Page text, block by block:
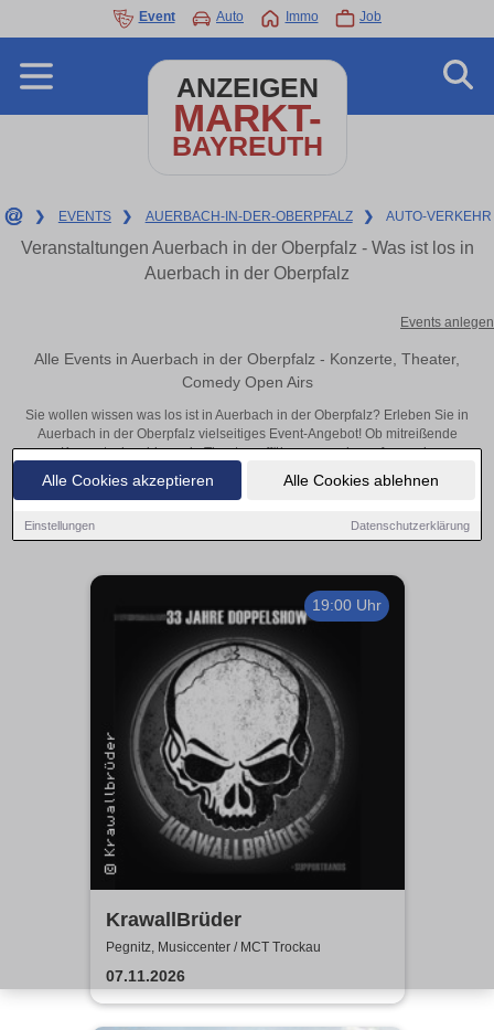
Alle Cookies akzeptieren Alle Cookies ablehnen
Einstellungen Datenschutzerklärung
Event Auto Immo Job
ANZEIGEN
MARKT-
BAYREUTH
❯ EVENTS ❯ AUERBACH-IN-DER-OBERPFALZ ❯ AUTO-VERKEHR
Veranstaltungen Auerbach in der Oberpfalz - Was ist los in
Auerbach in der Oberpfalz
Events anlegen
Alle Events in Auerbach in der Oberpfalz - Konzerte, Theater,
Comedy Open Airs
Sie wollen wissen was los ist in Auerbach in der Oberpfalz? Erleben Sie in
Auerbach in der Oberpfalz vielseitiges Event-Angebot! Ob mitreißende
Konzerte, inspirierende Theateraufführungen oder aufregende
Veranstaltungen in Auerbach in der Oberpfalz – hier finden alles im Überblick
und Tickets.
19:00 Uhr
KrawallBrüder
Pegnitz, Musiccenter / MCT Trockau
07.11.2026